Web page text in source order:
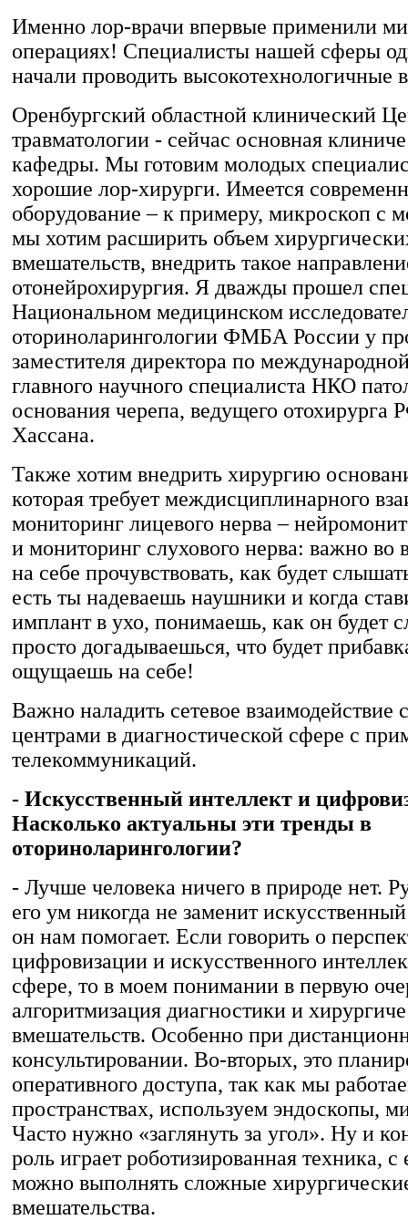
Именно лор-врачи впервые применили
операциях! Специалисты нашей сферы
начали проводить высокотехнологичные
Оренбургский областной клинический
травматологии - сейчас основная
кафедры. Мы готовим молодых
хорошие лор-хирурги. Имеется
оборудование – к примеру, микроскоп с
мы хотим расширить объем
вмешательств, внедрить такое
отонейрохирургия. Я дважды прошел
Национальном медицинском
оториноларингологии ФМБА России у
заместителя директора по
главного научного специалиста НКО
основания черепа, ведущего отохирурга
Хассана.
Также хотим внедрить хирургию
которая требует междисциплинарного
мониторинг лицевого нерва –
и мониторинг слухового нерва: важно во
на себе прочувствовать, как будет
есть ты надеваешь наушники и когда
имплант в ухо, понимаешь, как он будет
просто догадываешься, что будет
ощущаешь на себе!
Важно наладить сетевое
центрами в диагностической сфере с
телекоммуникаций.
- Искусственный интеллект и
Насколько актуальны эти тренды в
оториноларингологии?
- Лучше человека ничего в природе нет.
его ум никогда не заменит
он нам помогает. Если говорить о
цифровизации и искусственного
сфере, то в моем понимании в первую
алгоритмизация диагностики и
вмешательств. Особенно при
консультировании. Во-вторых, это
оперативного доступа, так как мы
пространствах, используем эндоскопы,
Часто нужно «заглянуть за угол». Ну и
роль играет роботизированная техника,
можно выполнять сложные
вмешательства.